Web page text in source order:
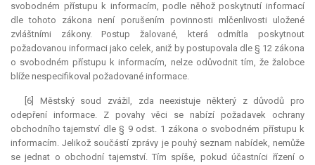
svobodném přístupu k informacím, podle něhož poskytnutí informací
dle tohoto zákona není porušením povinnosti mlčenlivosti uložené
zvláštními zákony. Postup žalované, která odmítla poskytnout
požadovanou informaci jako celek, aniž by postupovala dle § 12 zákona
o svobodném přístupu k informacím, nelze odůvodnit tím, že žalobce
blíže nespecifikoval požadované informace.
[6] Městský soud zvážil, zda neexistuje některý z důvodů pro
odepření informace. Z povahy věci se nabízí požadavek ochrany
obchodního tajemství dle § 9 odst. 1 zákona o svobodném přístupu k
informacím. Jelikož součástí zprávy je pouhý seznam nabídek, nemůže
se jednat o obchodní tajemství. Tím spíše, pokud účastníci řízení o